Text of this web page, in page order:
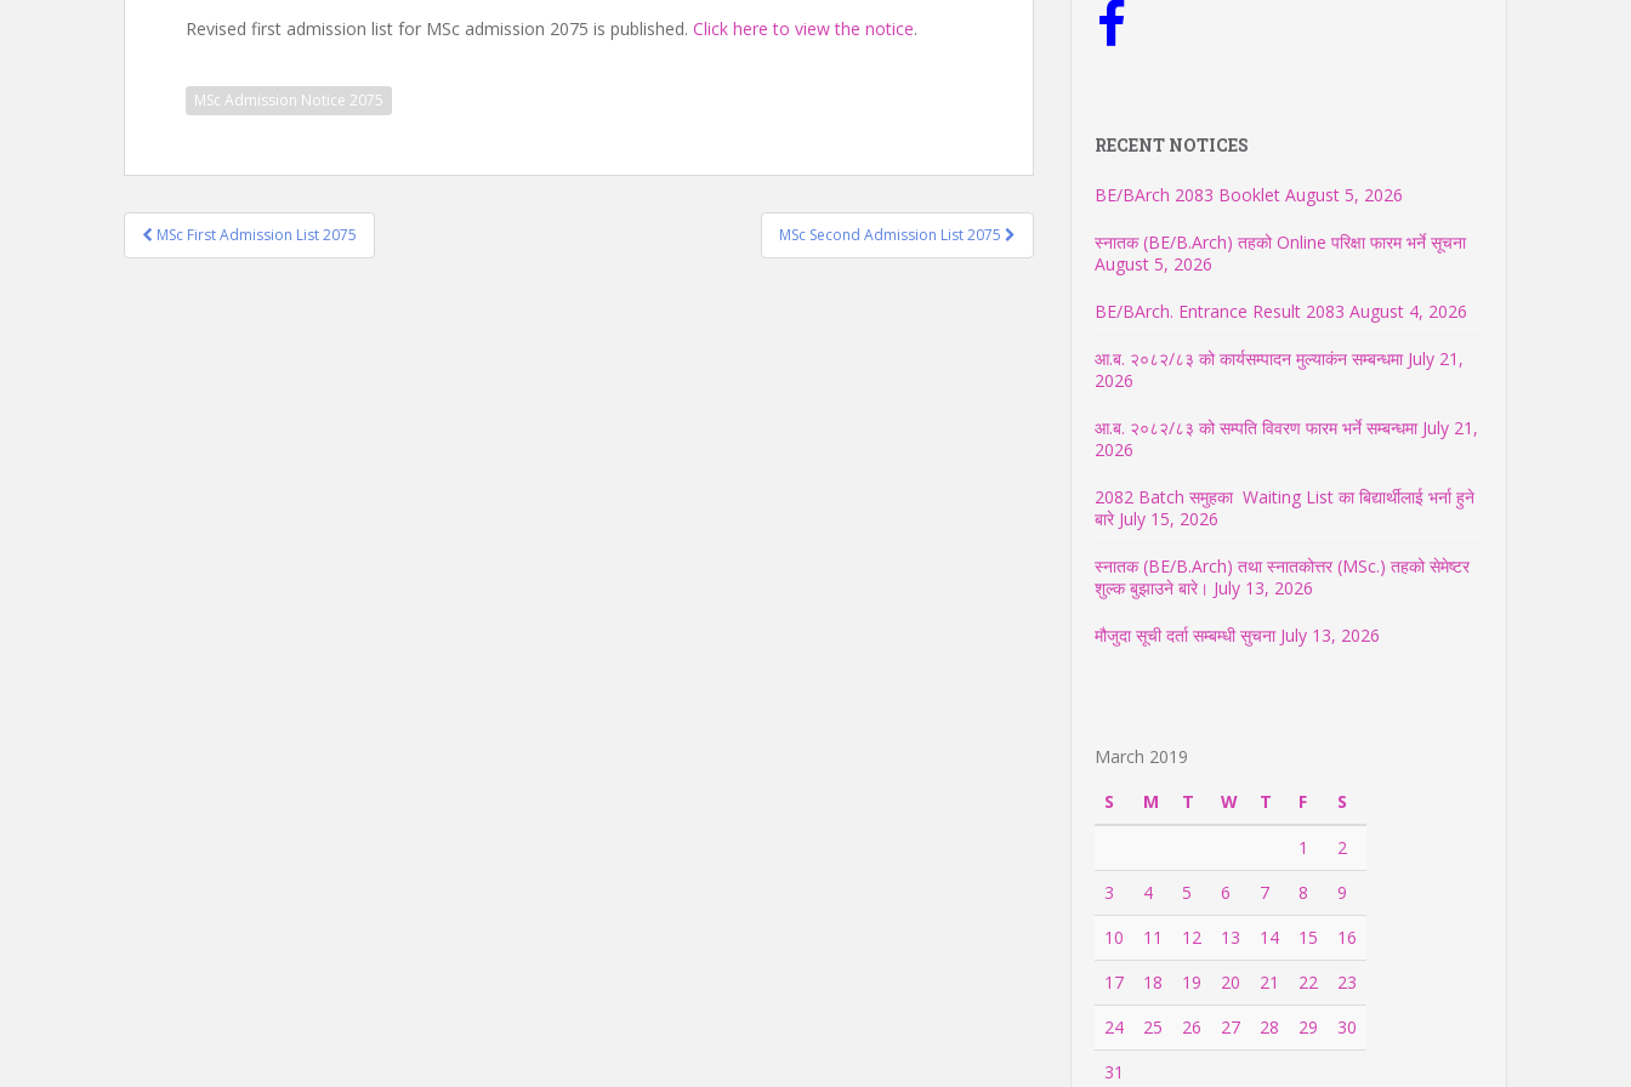
Revised first admission list for MSc admission 2075 is published. Click here to view the notice.
MSc Admission Notice 2075
Post
navigation
MSc First Admission List 2075 MSc Second Admission List 2075
RECENT NOTICES
BE/BArch 2083 Booklet August 5, 2026
स्नातक (BE/B.Arch) तहको Online परिक्षा फारम भर्ने सूचना
August 5, 2026
BE/BArch. Entrance Result 2083 August 4, 2026
आ.ब. २०८२/८३ को कार्यसम्पादन मुल्याकंन सम्बन्धमा July 21,
2026
आ.ब. २०८२/८३ को सम्पति विवरण फारम भर्ने सम्बन्धमा July 21,
2026
2082 Batch समुहका Waiting List का बिद्यार्थीलाई भर्ना हुने
बारे July 15, 2026
स्नातक (BE/B.Arch) तथा स्नातकोत्तर (MSc.) तहको सेमेष्टर
शुल्क बुझाउने बारे। July 13, 2026
मौजुदा सूची दर्ता सम्बम्धी सुचना July 13, 2026
March 2019
S
M T W T F
S
1
2
3
4 5 6 7 8
9
10
11 12 13 14 15
16
17
18 19 20 21 22
23
24
25 26 27 28 29
30
31